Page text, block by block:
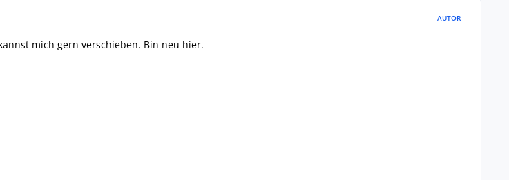
AUTOR
mich gern verschieben. Bin neu hier.